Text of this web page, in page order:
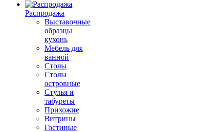
Распродажа
Выставочные
образцы
кухонь
Мебель для
ванной
Столы
Столы
островные
Стулья и
табуреты
Прихожие
Витрины
Гостиные